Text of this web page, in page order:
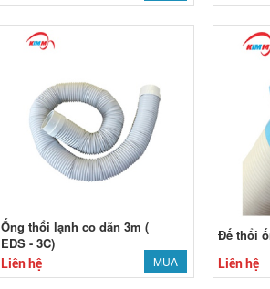
Ống thổi lạnh co dãn 3m (
EDS - 3C)
Liên hệ MUA
Đế thổi
Liên hệ